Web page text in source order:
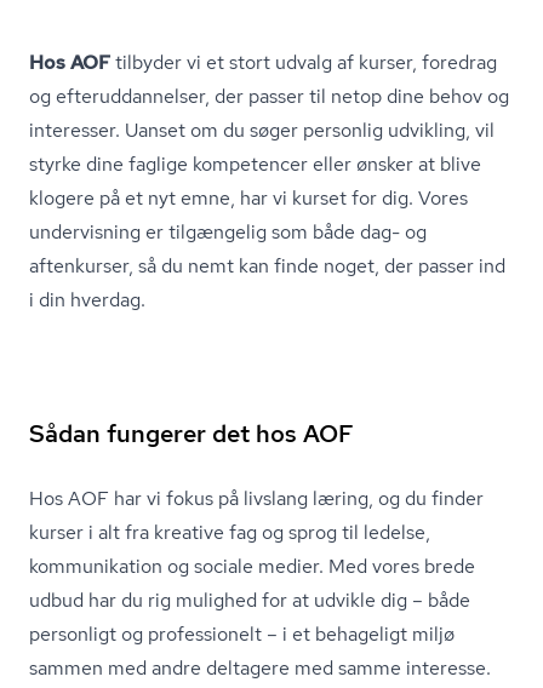
Hos AOFtilbyder vi et stort udvalg af kurser, foredrag
og ef­ter­ud­dan­nel­ser, der passer til netop dine behov og
interesser. Uanset om du søger personlig udvikling, vil
styrke dine faglige kompetencer eller ønsker at blive
klogere på et nyt emne, har vi kurset for dig. Vores
undervisning er tilgængelig som både dag- og
aftenkurser, så du nemt kan finde noget, der passer ind
i din hverdag.
Sådan fungerer det hos AOF
Hos AOF har vi fokus på livslang læring, og du finder
kurser i alt fra kreative fag og sprog til ledelse,
kommunikation og sociale medier. Med vores brede
udbud har du rig mulighed for at udvikle dig – både
personligt og professionelt – i et behageligt miljø
sammen med andre deltagere med samme interesse.